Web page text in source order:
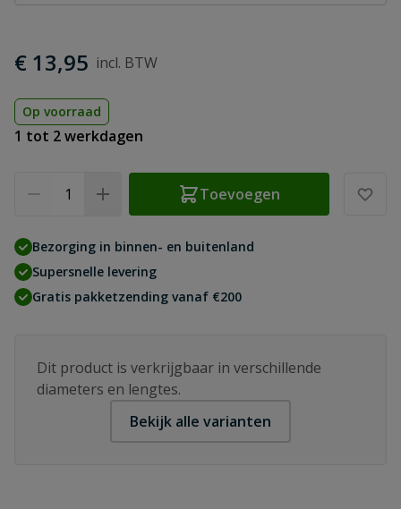
€ 13,95
Op voorraad
1 tot 2 werkdagen
Toevoegen
Bezorging in binnen- en buitenland
Supersnelle levering
Gratis pakketzending vanaf €200
Dit product is verkrijgbaar in verschillende
diameters en lengtes.
Bekijk alle varianten